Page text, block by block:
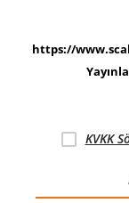
https://
KVKK